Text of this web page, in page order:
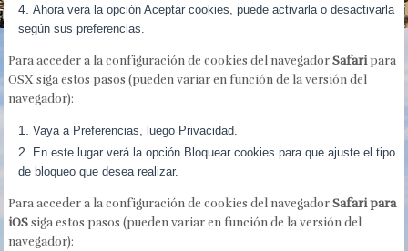
Ahora verá la opción Aceptar cookies, puede activarla o desactivarla
según sus preferencias.
Para acceder a la configuración de cookies del navegadorSafaripara
OSX siga estos pasos (pueden variar en función de la versión del
navegador):
Vaya a Preferencias, luego Privacidad.
En este lugar verá la opción Bloquear cookies para que ajuste el tipo
de bloqueo que desea realizar.
Para acceder a la configuración de cookies del navegadorSafari para
iOSsiga estos pasos (pueden variar en función de la versión del
navegador):